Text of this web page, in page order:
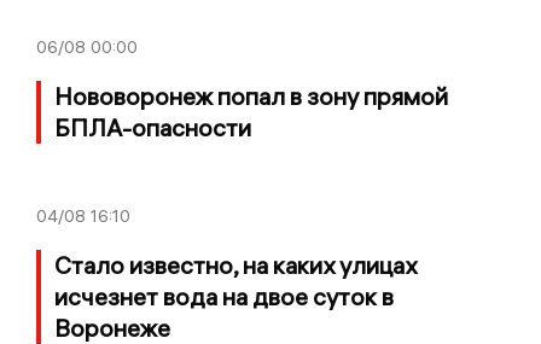
06/08 00:00
Нововоронеж попал в зону прямой
БПЛА-опасности
04/08 16:10
Стало известно, на каких улицах
исчезнет вода на двое суток в
Воронеже